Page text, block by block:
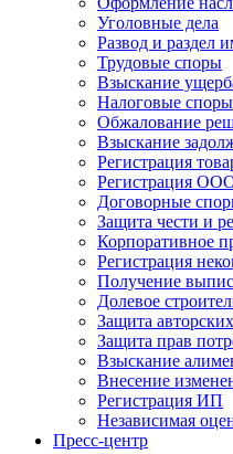
Уголовные дела
Развод и раздел
Трудовые споры
Взыскание
Налоговые споры
Обжалование
Взыскание
Регистрация
Регистрация
Договорные
Защита чести и
Корпоративное
Регистрация
Получение
Долевое
Защита
Защита прав
Взыскание
Внесение
Регистрация ИП
Независимая
Пресс-центр